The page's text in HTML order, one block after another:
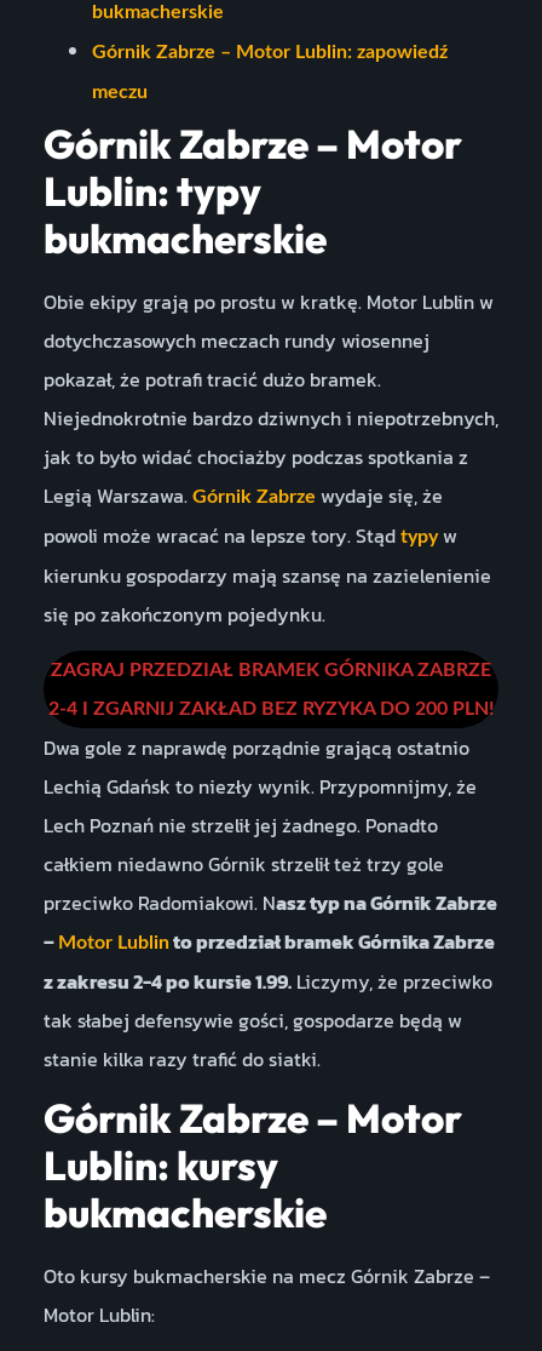
bukmacherskie
Górnik Zabrze – Motor Lublin: zapowiedź
meczu
Górnik Zabrze – Motor
Lublin: typy
bukmacherskie
Obie ekipy grają po prostu w kratkę. Motor Lublin w
dotychczasowych meczach rundy wiosennej
pokazał, że potrafi tracić dużo bramek.
Niejednokrotnie bardzo dziwnych i niepotrzebnych,
jak to było widać chociażby podczas spotkania z
Legią Warszawa. Górnik Zabrze wydaje się, że
powoli może wracać na lepsze tory. Stąd typyw
kierunku gospodarzy mają szansę na zazielenienie
się po zakończonym pojedynku.
ZAGRAJ PRZEDZIAŁ BRAMEK GÓRNIKA ZABRZE
2-4 I ZGARNIJ ZAKŁAD BEZ RYZYKA DO 200 PLN!
Dwa gole z naprawdę porządnie grającą ostatnio
Lechią Gdańsk to niezły wynik. Przypomnijmy, że
Lech Poznań nie strzelił jej żadnego. Ponadto
całkiem niedawno Górnik strzelił też trzy gole
przeciwko Radomiakowi. Nasz typ na Górnik Zabrze
– Motor Lublinto przedział bramek Górnika Zabrze
z zakresu 2-4 po kursie 1.99.Liczymy, że przeciwko
tak słabej defensywie gości, gospodarze będą w
stanie kilka razy trafić do siatki.
Górnik Zabrze – Motor
Lublin: kursy
bukmacherskie
Oto kursy bukmacherskie na mecz Górnik Zabrze –
Motor Lublin: